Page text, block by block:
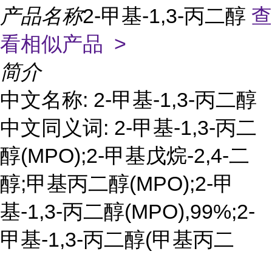
产品名称2-甲基-1,3-丙二醇 查
看相似产品 >
简介
中文名称: 2-甲基-1,3-丙二醇
中文同义词: 2-甲基-1,3-丙二
醇(MPO);2-甲基戊烷-2,4-二
醇;甲基丙二醇(MPO);2-甲
基-1,3-丙二醇(MPO),99%;2-
甲基-1,3-丙二醇(甲基丙二